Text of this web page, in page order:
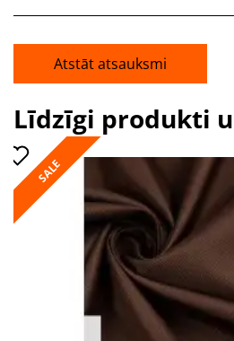
Atstāt atsauksmi
Līdzīgi produkti
SALE